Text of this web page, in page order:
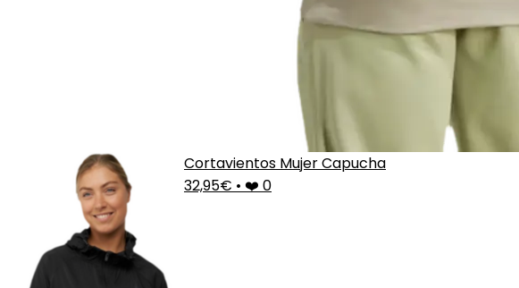
Cortavientos Mujer Capucha
32,95€ • ❤️ 0